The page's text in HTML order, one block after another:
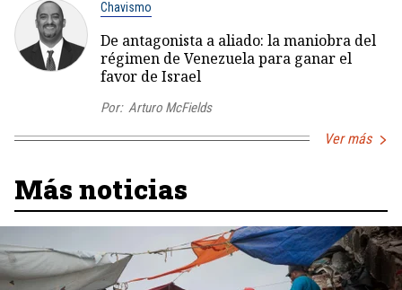
Chavismo
De antagonista a aliado: la maniobra del
régimen de Venezuela para ganar el
favor de Israel
Por: Arturo McFields
Ver más
Más noticias